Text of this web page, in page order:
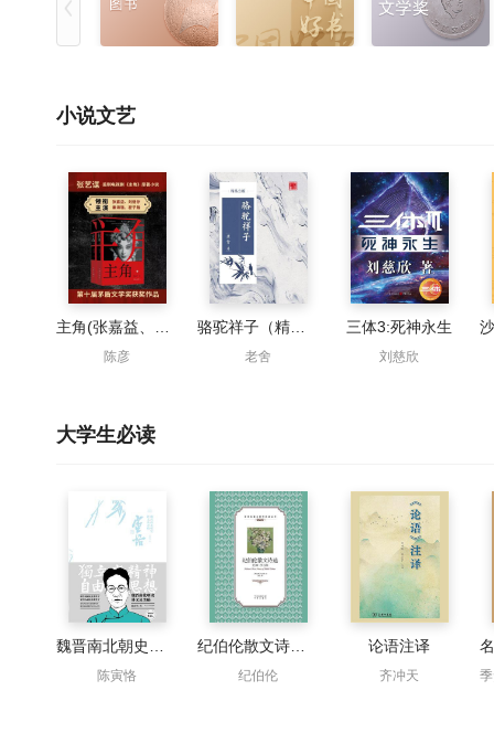
小说文艺
陈彦 老舍
三体3:死神永生
刘慈欣
大学生必读
陈寅恪 纪伯伦
论语注译
齐冲天